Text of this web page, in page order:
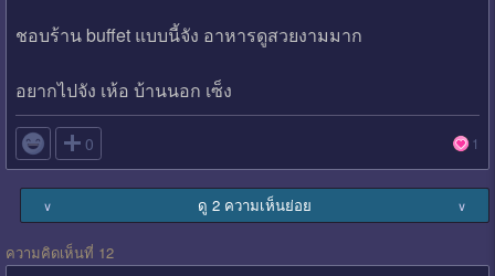
ชอบร้าน buffet แบบนี้จัง อาหารดูสวยงามมาก
อยากไปจัง เห้อ บ้านนอก เซ็ง
 0 1
∨ ดู 2 ความเห็นย่อย ∨
ความคิดเห็นที่ 12